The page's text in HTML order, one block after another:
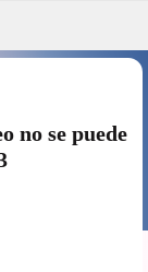
no se puede